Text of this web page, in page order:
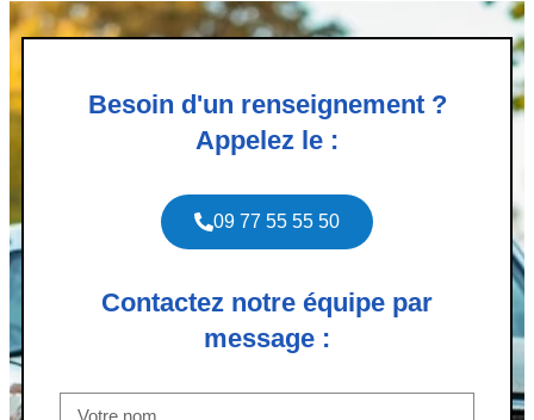
Besoin d'un renseignement ?
Appelez le :
09 77 55 55 50
Contactez notre équipe par
message :